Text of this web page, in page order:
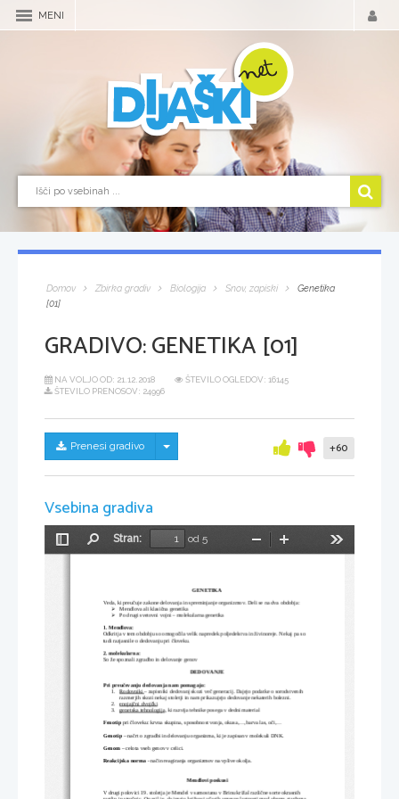
MENI
Domov Zbirka gradiv Biologija Snov, zapiski
Genetika
[01]
GRADIVO:GENETIKA [01]
NA VOLJO OD: 21.12.2018
ŠTEVILO OGLEDOV: 16145
ŠTEVILO PRENOSOV: 24996
Prenesi gradivo Skrij/prikaži meni +60
Vsebina gradiva
Preklopi
Stran:
od 5
Pomanjšaj
GENETIKA
Veda, ki preučuje zakone delovanja in spreminjanje organizmov. Deli se na dva obdobja:

Mendlova ali klasična genetika

Po drugi svetovni vojni – molekularna genetika
1. Mendlova:
Odkritja v tem obdobju so omogočila velik napredek poljedelstva in živinoreje. Nekaj pa so
tudi razjasnile o dedovanju pri človeku.
2. molekularna:
So že spoznali zgradbo in delovanje genov
DEDOVANJE
Pri preučevanju dedovanja nam pomagajo:
1.
Rodovniki – zapisniki dedovanj skozi več generacij. Dajejo podatke o sorodstvenih
razmerjih skozi nekaj stoletji in nam prikazujejo dedovanje nekaterih bolezni.
2.
enojajčni dvojčki
3.
genetska tehnologija, ki razvija tehnike posega v dedni material
Fenotip pri človeku: krvna skupina, sposobnost vonja, okusa,...,barva las, oči,...
Genotip – načrt o zgradbi in delovanju organizma, ki je zapisan v molekuli DNK.
Genom – celota vseh genov v celici.
Reakcijska norma - način reagiranja organizmov na vplive okolja.
Mendlovi poskusi
V drugi polovici 19. stoletja je Mendel v samostanu v Brinu križal različne sorte okrasnih